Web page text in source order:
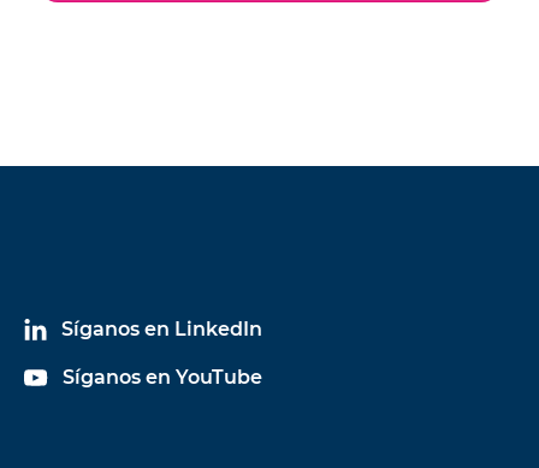
Síganos en LinkedIn
Síganos en YouTube